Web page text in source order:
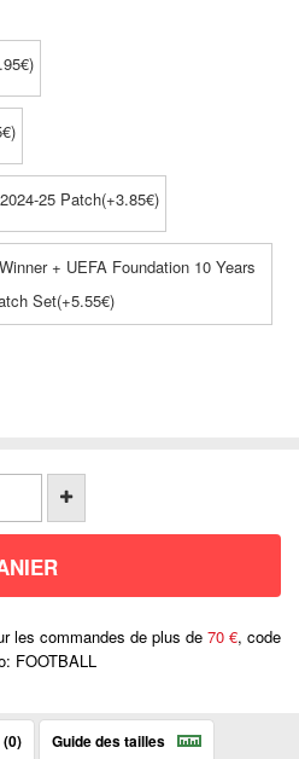
25 Patch(+3.85€)
+ UEFA Foundation 10 Years
Set(+5.55€)
les commandes de plus de 70 €, code
FOOTBALL
Guide des tailles